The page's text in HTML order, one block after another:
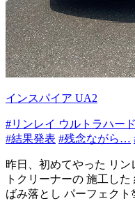
インスパイア UA2
#リンレイ ウルトラハー
#結果発表 #残念ながら…
昨日、初めてやった リ
トクリーナーの 施工し
ばみ落とし パーフェクト